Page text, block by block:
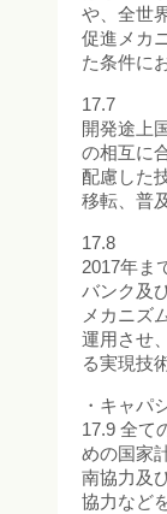
や、全世
促進メカ
た条件に
17.7
開発途上
の相互に
配慮した
移転、普
17.8
2017年ま
バンク及
メカニズ
運用させ
る実現技
・キャパ
17.9 全て
めの国家
南協力及
協力など